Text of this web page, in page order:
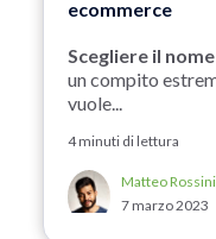
ecommerce
Scegliere il
un compito
vuole...
4 minuti di lettura
Matteo Rossini
7 marzo 2023